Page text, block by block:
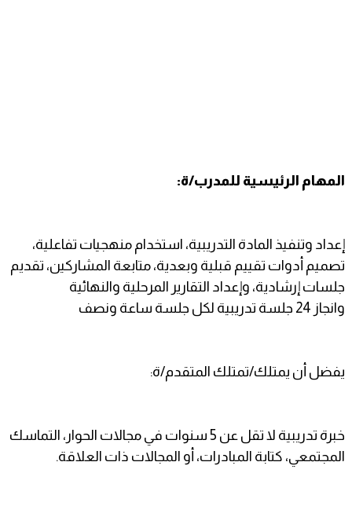
المهام الرئيسية للمدرب/ة:
إعداد وتنفيذ المادة التدريبية، استخدام منهجيات تفاعلية،
تصميم أدوات تقييم قبلية وبعدية، متابعة المشاركين، تقديم
جلسات إرشادية، وإعداد التقارير المرحلية والنهائية
وانجاز 24 جلسة تدريبية لكل جلسة ساعة ونصف
يفضل أن يمتلك/تمتلك المتقدم/ة:
خبرة تدريبية لا تقل عن 5 سنوات في مجالات الحوار، التماسك
المجتمعي، كتابة المبادرات، أو المجالات ذات العلاقة.